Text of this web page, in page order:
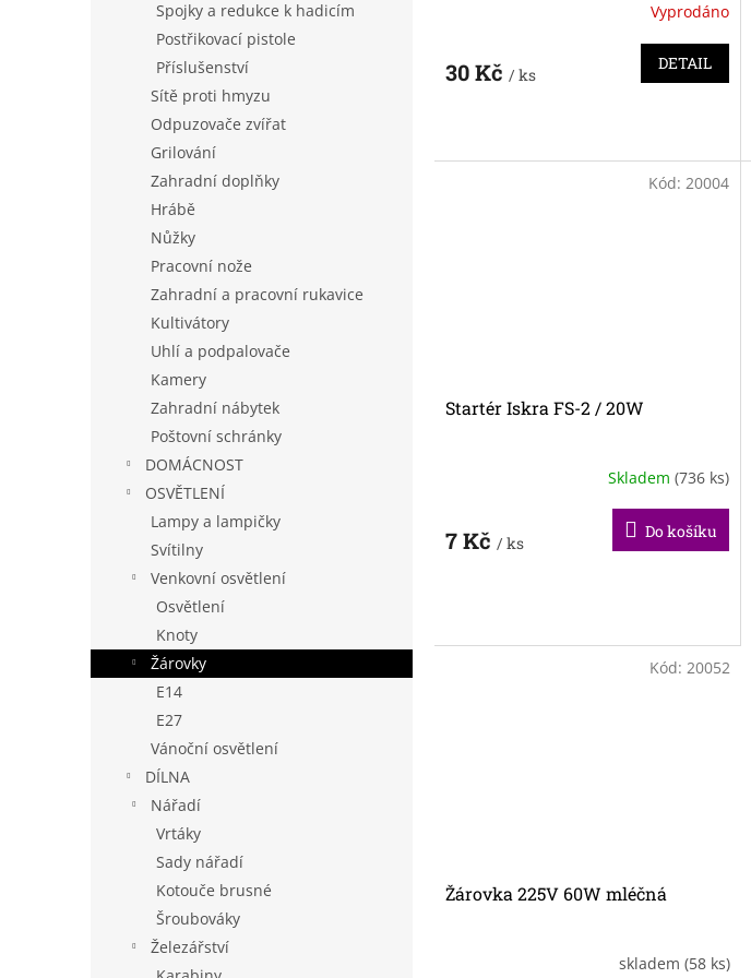
Spojky a redukce k hadicím
Postřikovací pistole
Příslušenství
Sítě proti hmyzu
Odpuzovače zvířat
Grilování
Zahradní doplňky
Hrábě
Nůžky
Pracovní nože
Zahradní a pracovní rukavice
Kultivátory
Uhlí a podpalovače
Kamery
Zahradní nábytek
Poštovní schránky
DOMÁCNOST
OSVĚTLENÍ
Lampy a lampičky
Svítilny
Venkovní osvětlení
Osvětlení
Knoty
Žárovky
E14
E27
Vánoční osvětlení
DÍLNA
Nářadí
Vrtáky
Sady nářadí
Kotouče brusné
Šroubováky
Železářství
Vyprodáno
30 Kč / ks
DETAIL
Startér Iskra FS-2 / 20W
Skladem (736 ks)
7 Kč / ks
Do košíku
Kód: 20004
Žárovka 225V 60W mléčná
skladem (58 ks)
Kód: 20052